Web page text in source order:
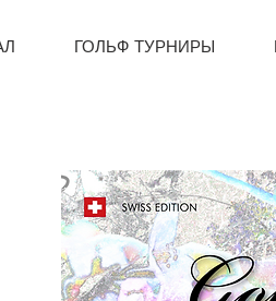
ГОЛЬФ ТУРНИРЫ